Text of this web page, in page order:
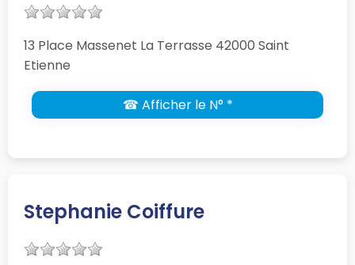
13 Place Massenet La Terrasse 42000 Saint
Etienne
☎ Afficher le N° *
Stephanie Coiffure